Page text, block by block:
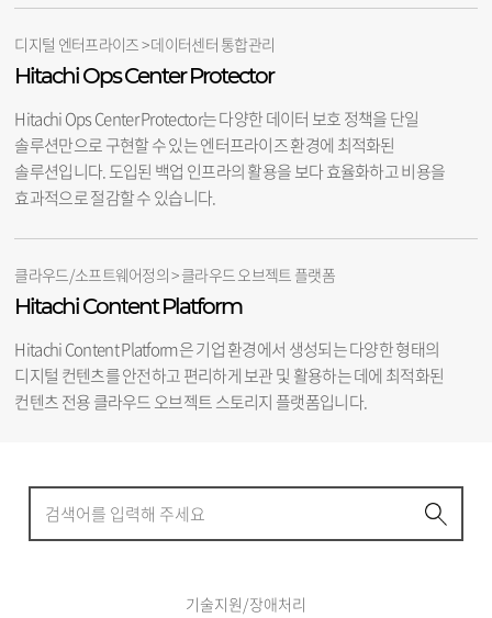
디지털 엔터프라이즈 > 데이터센터 통합관리
Hitachi Ops Center Protector
Hitachi Ops Center Protector는 다양한 데이터 보호 정책을 단일
솔루션만으로 구현할 수 있는 엔터프라이즈 환경에 최적화된
솔루션입니다. 도입된 백업 인프라의 활용을 보다 효율화하고 비용을
효과적으로 절감할 수 있습니다.
클라우드/소프트웨어정의 > 클라우드 오브젝트 플랫폼
Hitachi Content Platform
Hitachi Content Platform은 기업 환경에서 생성되는 다양한 형태의
디지털 컨텐츠를 안전하고 편리하게 보관 및 활용하는 데에 최적화된
컨텐츠 전용 클라우드 오브젝트 스토리지 플랫폼입니다.
기술지원/장애처리